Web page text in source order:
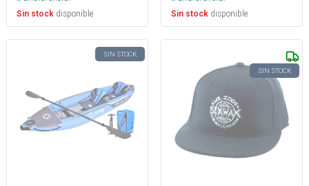
Sin stock disponible Sin stock disponible
SIN STOCK
SIN STOCK